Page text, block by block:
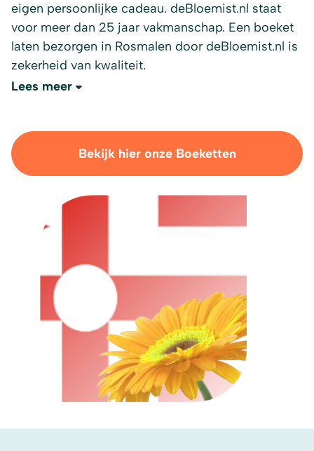
eigen persoonlijke cadeau. deBloemist.nl staat
voor meer dan 25 jaar vakmanschap. Een boeket
laten bezorgen in Rosmalen door deBloemist.nl is
zekerheid van kwaliteit.
Lees meer
Bekijk hier onze Boeketten